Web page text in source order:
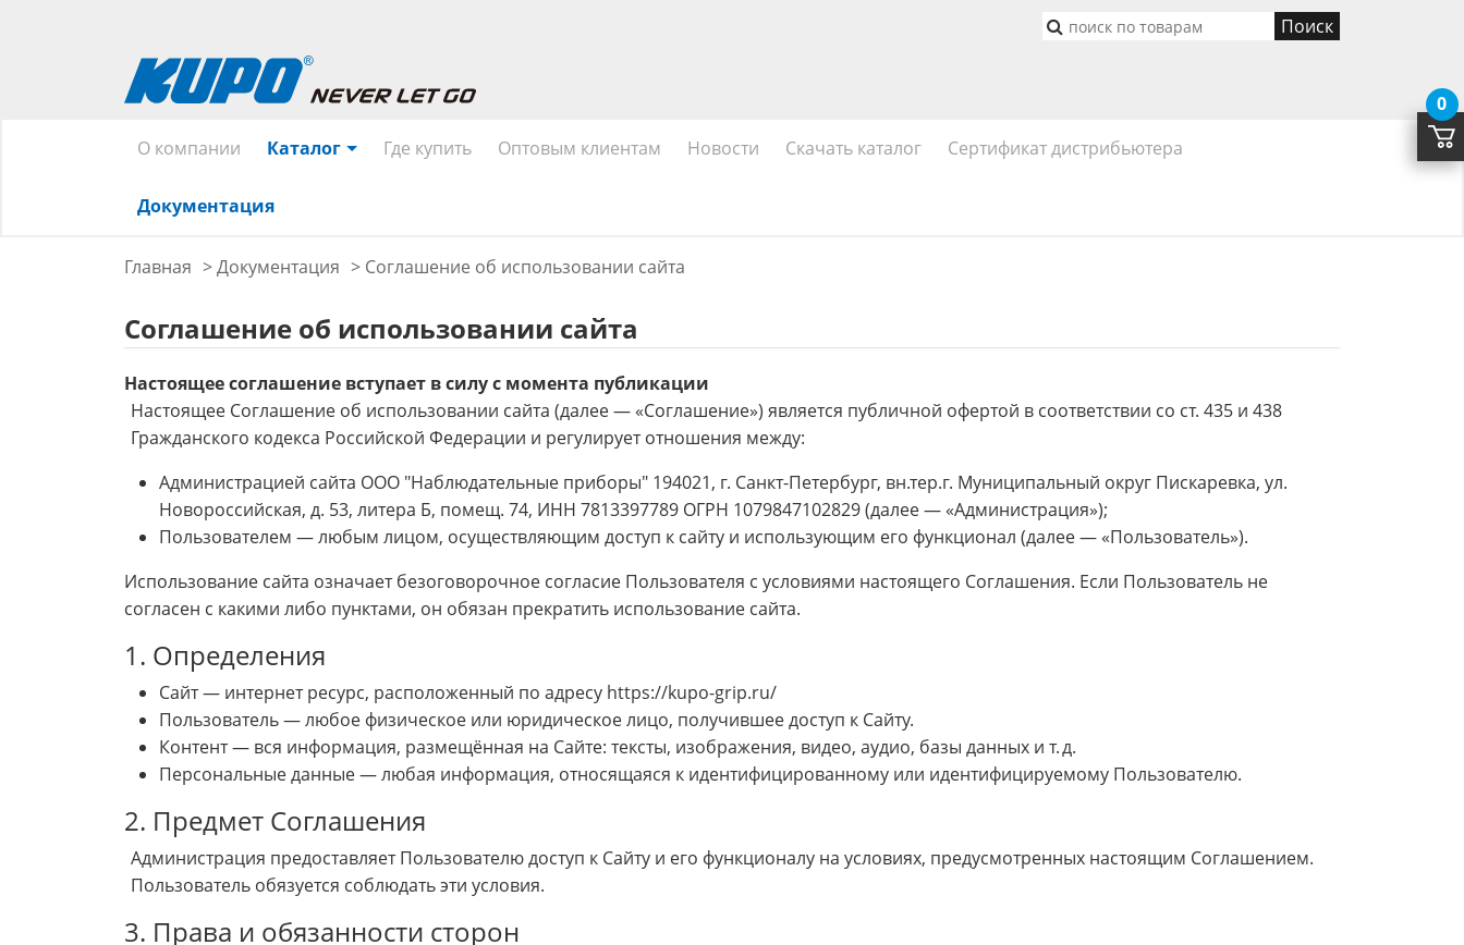
Поиск
О компании Каталог Где купить Оптовым клиентам Новости Скачать каталог Сертификат дистрибьютера
Документация
Главная >Документация > Cоглашение об использовании сайта
Cоглашение об использовании сайта
Настоящее соглашение вступает в силу с момента публикации
Настоящее Соглашение об использовании сайта (далее — «Соглашение») является публичной офертой в соответствии со ст. 435 и 438
Гражданского кодекса Российской Федерации и регулирует отношения между:
Администрацией сайта ООО "Наблюдательные приборы" 194021, г. Санкт-Петербург, вн.тер.г. Муниципальный округ Пискаревка, ул.
Новороссийская, д. 53, литера Б, помещ. 74, ИНН 7813397789 ОГРН 1079847102829 (далее — «Администрация»);
Пользователем — любым лицом, осуществляющим доступ к сайту и использующим его функционал (далее — «Пользователь»).
Использование сайта означает безоговорочное согласие Пользователя с условиями настоящего Соглашения. Если Пользователь не
согласен с какими либо пунктами, он обязан прекратить использование сайта.
1. Определения
Сайт — интернет ресурс, расположенный по адресу https://kupo-grip.ru/
Пользователь — любое физическое или юридическое лицо, получившее доступ к Сайту.
Контент — вся информация, размещённая на Сайте: тексты, изображения, видео, аудио, базы данных и т. д.
Персональные данные — любая информация, относящаяся к идентифицированному или идентифицируемому Пользователю.
2. Предмет Соглашения
Администрация предоставляет Пользователю доступ к Сайту и его функционалу на условиях, предусмотренных настоящим Соглашением.
Пользователь обязуется соблюдать эти условия.
3. Права и обязанности сторон
0